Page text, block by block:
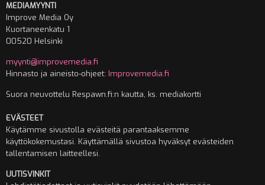
MEDIAMYYNTI
Improve Media Oy
Kuortaneenkatu 1
00520 Helsinki
myynti@improvemedia.fi
Hinnasto ja aineisto-ohjeet: Improvemedia.fi
Suora neuvottelu Respawn.fi:n kautta, ks. mediakortti
EVÄSTEET
Käytämme sivustolla evästeitä parantaaksemme
käyttökokemustasi. Käyttämällä sivustoa hyväksyt evästeiden
tallentamisen laitteellesi.
UUTISVINKIT